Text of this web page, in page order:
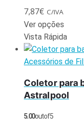
7,87€ C/IVA
Ver opções
Vista Rápida
Acessórios de
Coletor para
Astralpool
5.00out of 5